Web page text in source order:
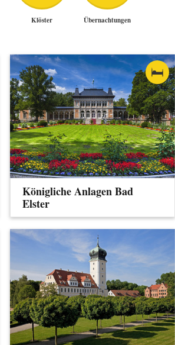
Klöster Übernachtungen
Königliche Anlagen Bad
Elster